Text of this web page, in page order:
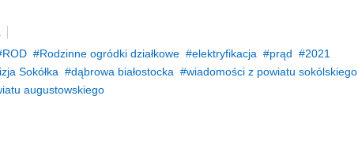
ROD Rodzinne ogródki działkowe elektryfikacja prąd
2021
Sokółka dąbrowa białostocka
wiadomości z powiatu sokólskiego
augustowskiego